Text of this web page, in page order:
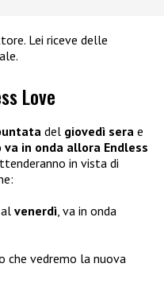
Lei riceve delle
Love
del giovedì sera e
va in onda allora Endless
in vista di
al venerdì , va in onda
che vedremo la nuova